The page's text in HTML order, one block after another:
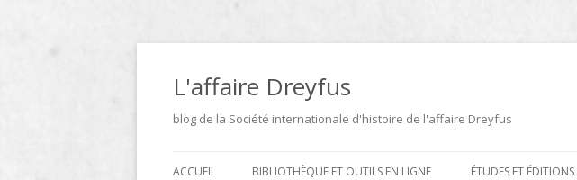
Aller
contenu
L'affaire Dreyfus
blog de la Société internationale d'histoire de l'affaire Dreyfus
ACCUEIL BIBLIOTHÈQUE ET OUTILS EN LIGNE ÉTUDES ET ÉDITIONS